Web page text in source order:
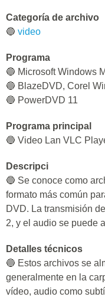
Categoría de archivo
🔵 video
Programa
🔵 Microsoft Windows
🔵 BlazeDVD, Corel
🔵 PowerDVD 11
Programa principal
🔵 Video Lan VLC
Descripci
🔵 Se conoce como
formato más común
DVD. La transmisión
2, y el audio se puede
Detalles técnicos
🔵 Estos archivos se
generalmente en la
vídeo, audio como